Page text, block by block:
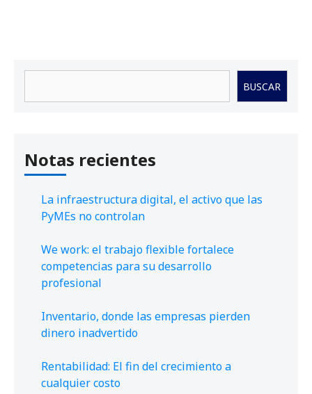
BUSCAR
Notas recientes
La infraestructura digital, el activo que las
PyMEs no controlan
We work: el trabajo flexible fortalece
competencias para su desarrollo
profesional
Inventario, donde las empresas pierden
dinero inadvertido
Rentabilidad: El fin del crecimiento a
cualquier costo